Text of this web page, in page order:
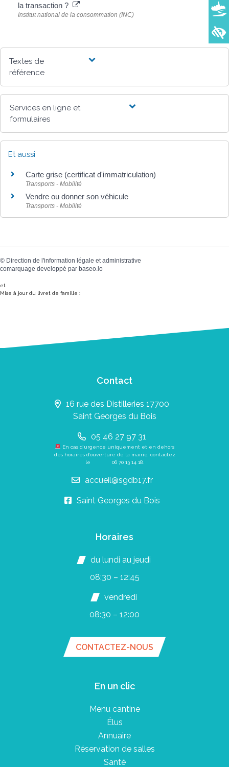
la transaction ?
Institut national de la consommation (INC)
Textes de
référence
Services en ligne et
formulaires
Et aussi
Carte grise (certificat d'immatriculation)
Transports - Mobilité
Vendre ou donner son véhicule
Transports - Mobilité
© Direction de l'information légale et administrative
comarquage developpé par baseo.io
et
Mise à jour du livret de famille :
Contact
16 rue des Distilleries 17700
Saint Georges du Bois
05 46 27 97 31
En cas d’urgence uniquement et en dehors
des horaires d’ouverture de la mairie, contactez
le 06 70 13 14 18.
accueil@sgdb17.fr
Saint Georges du Bois
Horaires
du lundi au jeudi
08:30 – 12:45
vendredi
08:30 – 12:00
CONTACTEZ-NOUS
En un clic
Menu cantine
Élus
Annuaire
Réservation de salles
Santé